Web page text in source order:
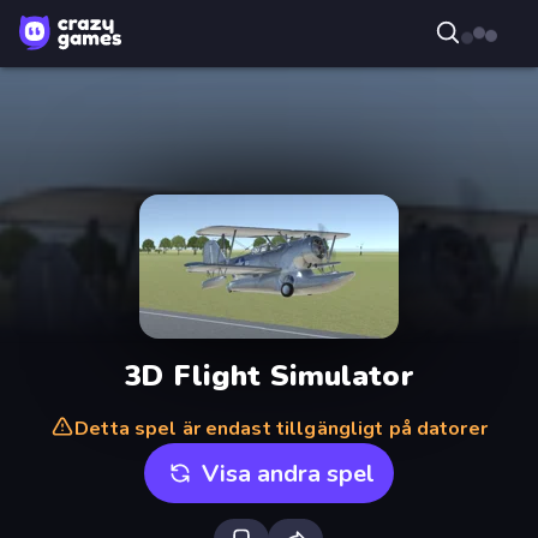
3D Flight Simulator
Detta spel är endast tillgängligt på datorer
Visa andra spel